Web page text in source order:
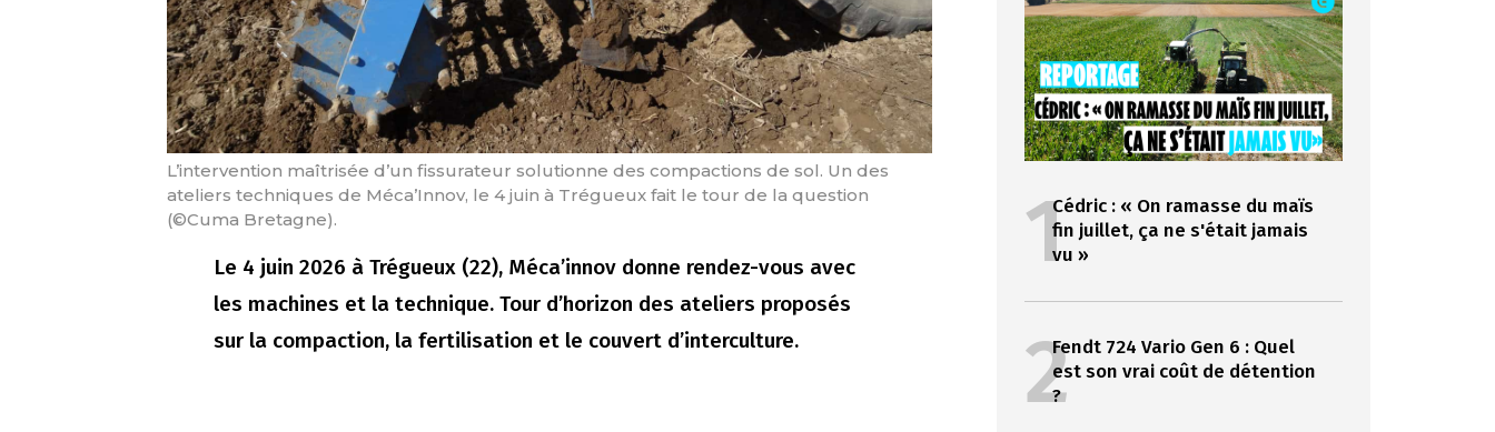
L’intervention maîtrisée d’un fissurateur solutionne des compactions de sol. Un des
ateliers techniques de Méca’Innov, le 4 juin à Trégueux fait le tour de la question
(©Cuma Bretagne).
Le 4 juin 2026 à Trégueux (22), Méca’innov donne rendez-vous avec
les machines et la technique. Tour d’horizon des ateliers proposés
sur la compaction, la fertilisation et le couvert d’interculture.
1Cédric : « On ramasse du maïs
fin juillet, ça ne s'était jamais
vu »
2Fendt 724 Vario Gen 6 : Quel
est son vrai coût de détention
?